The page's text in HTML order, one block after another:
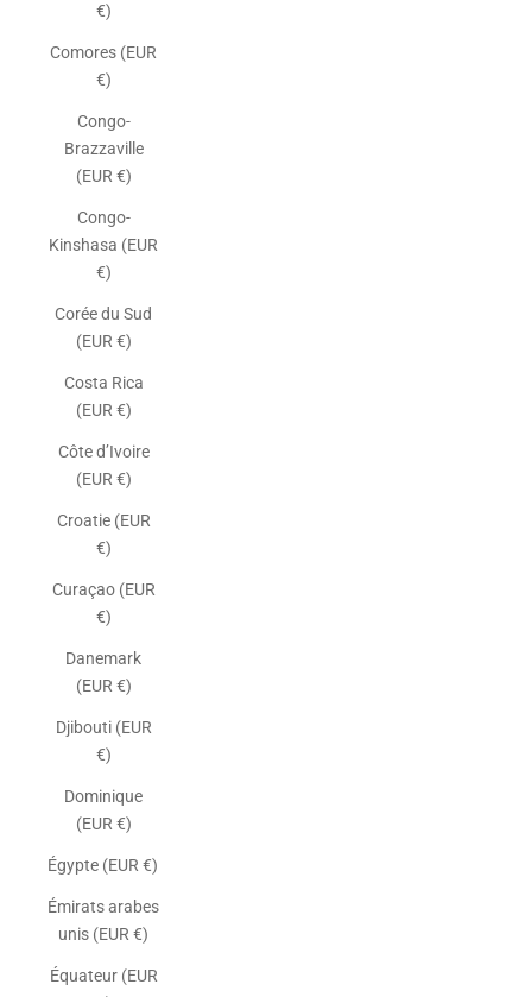
€)
Comores (EUR
€)
Congo-
Brazzaville
(EUR €)
Congo-
Kinshasa (EUR
€)
Corée du Sud
(EUR €)
Costa Rica
(EUR €)
Côte d’Ivoire
(EUR €)
Croatie (EUR
€)
Curaçao (EUR
€)
Danemark
(EUR €)
Djibouti (EUR
€)
Dominique
(EUR €)
Égypte (EUR €)
Émirats arabes
unis (EUR €)
Équateur (EUR